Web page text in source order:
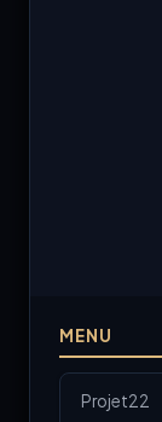
MENU
Projet22